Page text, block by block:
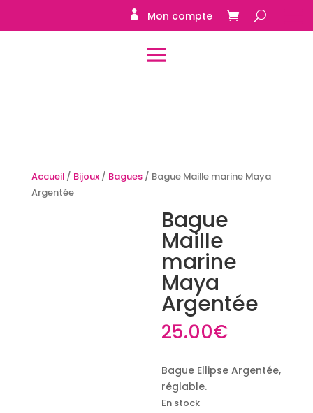
Mon compte
Accueil/ Bijoux/ Bagues/ Bague Maille marine Maya
Argentée
Bague
Maille
marine
Maya
Argentée
25.00€
Bague Ellipse Argentée,
réglable.
En stock